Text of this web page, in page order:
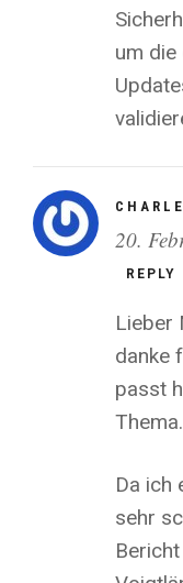
um die
20.
REPLY
Lieber
danke
passt
Da ich
sehr